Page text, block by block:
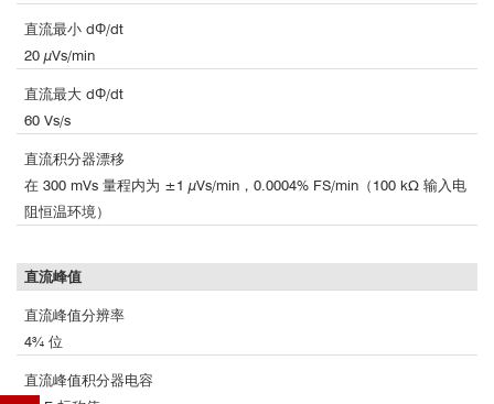
直流最小 dΦ/dt
20 µVs/min
直流最大 dΦ/dt
60 Vs/s
直流积分器漂移
在 300 mVs 量程内为 ±1 µVs/min，0.0004% FS/min（100 kΩ 输入电
阻恒温环境）
直流峰值
直流峰值分辨率
4¾ 位
直流峰值积分器电容